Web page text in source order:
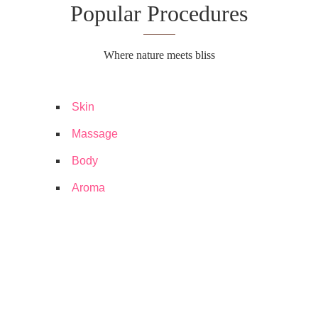
Popular Procedures
Where nature meets bliss
Skin
Massage
Body
Aroma